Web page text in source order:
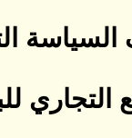
التجاري